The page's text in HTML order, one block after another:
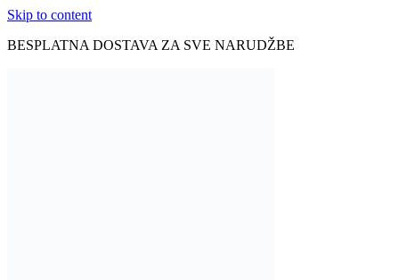
Skip to content
BESPLATNA DOSTAVA ZA SVE NARUDŽBE